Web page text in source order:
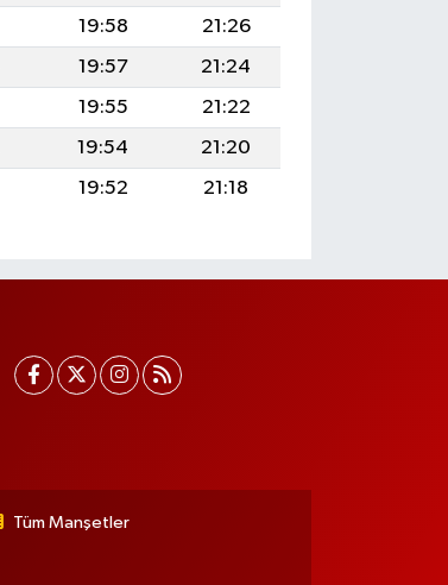
19:58
21:26
19:57
21:24
19:55
21:22
19:54
21:20
19:52 21:18
Tüm Manşetler